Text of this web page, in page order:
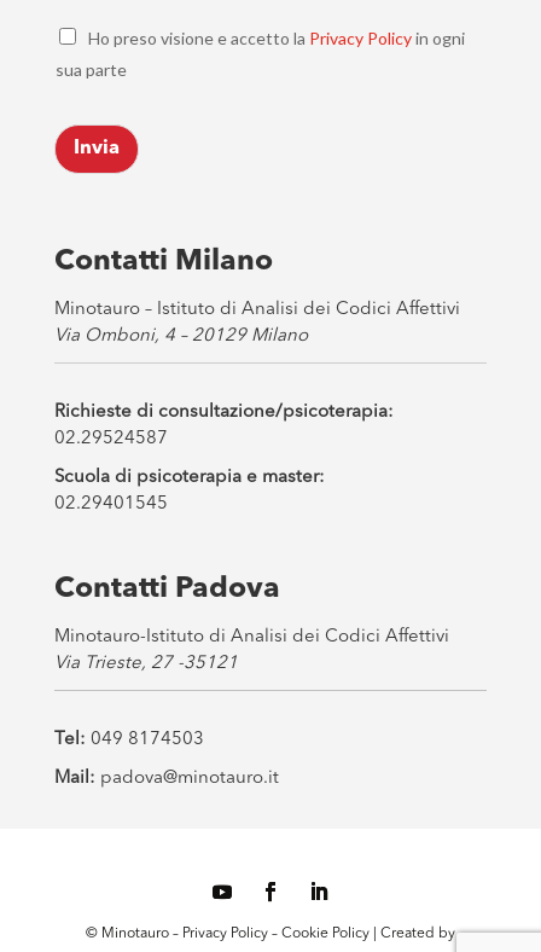
*
C
e
k
b
o
s
*
Ho preso visione e accetto la Privacy Policyin ogni
sua parte
Invia
Contatti Milano
Minotauro – Istituto di Analisi dei Codici Affettivi
Via Omboni, 4 – 20129 Milano
Richieste di consultazione/psicoterapia:
02.29524587
Scuola di psicoterapia e master:
02.29401545
Contatti Padova
Minotauro-Istituto di Analisi dei Codici Affettivi
Via Trieste, 27 -35121
Tel: 049 8174503
Mail: padova@minotauro.it
© Minotauro – Privacy Policy– Cookie Policy | Created by